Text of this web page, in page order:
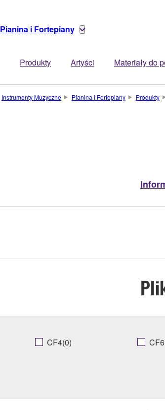
Pianina i Fortepiany
Produkty Artyści Materiały do
Instrumenty Muzyczne Pianina i Fortepiany Produkty
CF4(0)